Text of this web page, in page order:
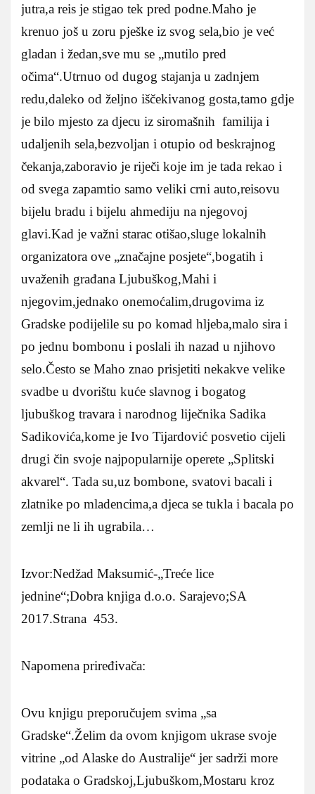
jutra,a reis je stigao tek pred podne.Maho je
krenuo još u zoru pješke iz svog sela,bio je već
gladan i žedan,sve mu se „mutilo pred
očima“.Utrnuo od dugog stajanja u zadnjem
redu,daleko od željno iščekivanog gosta,tamo gdje
je bilo mjesto za djecu iz siromašnih familija i
udaljenih sela,bezvoljan i otupio od beskrajnog
čekanja,zaboravio je riječi koje im je tada rekao i
od svega zapamtio samo veliki crni auto,reisovu
bijelu bradu i bijelu ahmediju na njegovoj
glavi.Kad je važni starac otišao,sluge lokalnih
organizatora ove „značajne posjete“,bogatih i
uvaženih građana Ljubuškog,Mahi i
njegovim,jednako onemoćalim,drugovima iz
Gradske podijelile su po komad hljeba,malo sira i
po jednu bombonu i poslali ih nazad u njihovo
selo.Često se Maho znao prisjetiti nekakve velike
svadbe u dvorištu kuće slavnog i bogatog
ljubuškog travara i narodnog liječnika Sadika
Sadikovića,kome je Ivo Tijardović posvetio cijeli
drugi čin svoje najpopularnije operete „Splitski
akvarel“. Tada su,uz bombone, svatovi bacali i
zlatnike po mladencima,a djeca se tukla i bacala po
zemlji ne li ih ugrabila…
Izvor:Nedžad Maksumić-„Treće lice
jednine“;Dobra knjiga d.o.o. Sarajevo;SA
2017.Strana 453.
Napomena priređivača:
Ovu knjigu preporučujem svima „sa
Gradske“.Želim da ovom knjigom ukrase svoje
vitrine „od Alaske do Australije“ jer sadrži more
podataka o Gradskoj,Ljubuškom,Mostaru kroz